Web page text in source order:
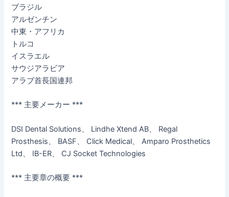
ブラジル
アルゼンチン
中東・アフリカ
トルコ
イスラエル
サウジアラビア
アラブ首長国連邦
*** 主要メーカー ***
DSI Dental Solutions、 Lindhe Xtend AB、 Regal
Prosthesis、 BASF、 Click Medical、 Amparo Prosthetics
Ltd、 IB-ER、 CJ Socket Technologies
*** 主要章の概要 ***